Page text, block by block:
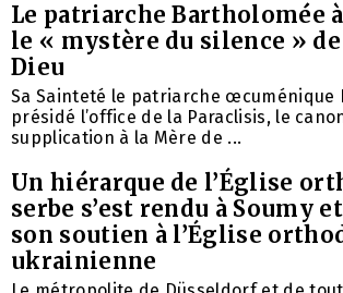
Le patriarche Bartholomée
le « mystère du silence »
Dieu
Sa Sainteté le patriarche œcuménique
présidé l’office de la Paraclisis, le
supplication à la Mère de ...
Un hiérarque de l’Église
serbe s’est rendu à Soumy
son soutien à l’Église
ukrainienne